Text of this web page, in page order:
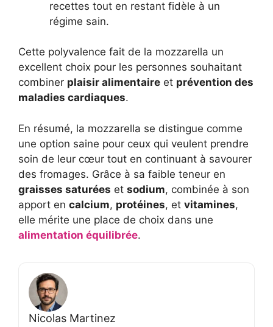
recettes tout en restant fidèle à un
régime sain.
Cette polyvalence fait de la mozzarella un
excellent choix pour les personnes souhaitant
combiner plaisir alimentaire et prévention des
maladies cardiaques.
En résumé, la mozzarella se distingue comme
une option saine pour ceux qui veulent prendre
soin de leur cœur tout en continuant à savourer
des fromages. Grâce à sa faible teneur en
graisses saturées et sodium, combinée à son
apport en calcium, protéines, et vitamines,
elle mérite une place de choix dans une
alimentation équilibrée.
Nicolas Martinez